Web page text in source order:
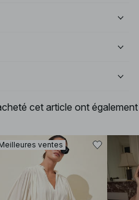
cet article ont également
ventes